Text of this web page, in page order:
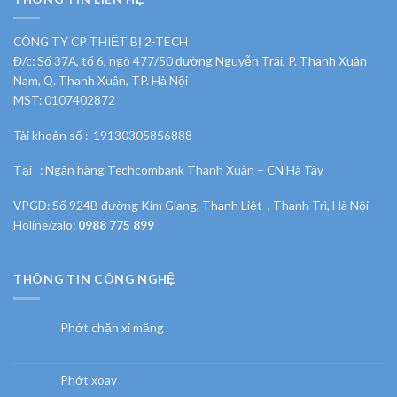
CÔNG TY CP THIẾT BỊ 2-TECH
Đ/c: Số 37A, tổ 6, ngõ 477/50 đường Nguyễn Trãi, P. Thanh Xuân
Nam, Q. Thanh Xuân, TP. Hà Nội
MST: 0107402872
Tài khoản số : 19130305856888
Tại : Ngân hàng Techcombank Thanh Xuân – CN Hà Tây
VPGD: Số 924B đường Kim Giang, Thanh Liệt , Thanh Trì, Hà Nội
Holine/zalo: 0988 775 899
THÔNG TIN CÔNG NGHỆ
Phớt chặn xi măng
Phớt xoay